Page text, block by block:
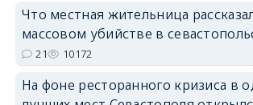
Что местная жительница
массовом убийстве в
21 10172
На фоне ресторанного кризиса в